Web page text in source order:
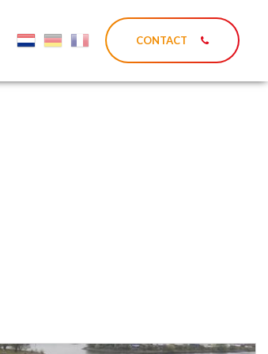
CONTACT